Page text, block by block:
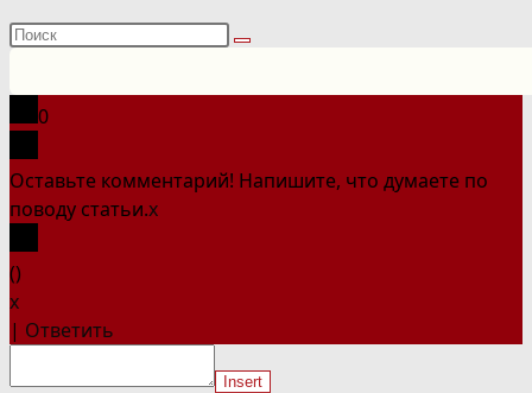
Поиск
сайте
0
Оставьте комментарий! Напишите, что думаете по
поводу статьи.x
()
x
| Ответить
Insert